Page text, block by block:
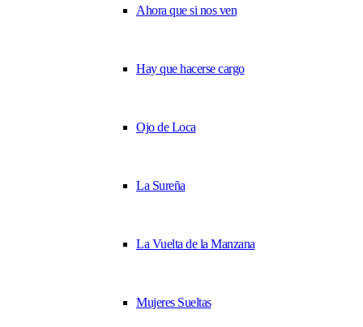
Ahora que si nos ven
Hay que hacerse cargo
Ojo de Loca
La Sureña
La Vuelta de la Manzana
Mujeres Sueltas